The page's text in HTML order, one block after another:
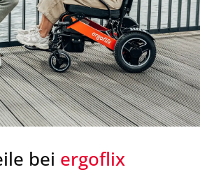
bei ergoflix